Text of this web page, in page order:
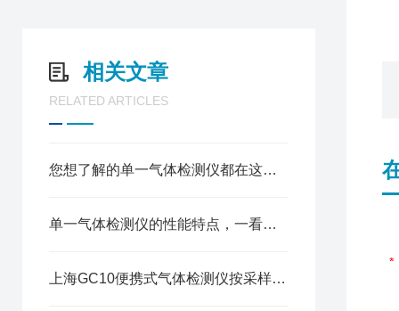
相关文章
RELATED ARTICLES
您想了解的单一气体检测仪都在这里了
单一气体检测仪的性能特点，一看便知
上海GC10便携式气体检测仪按采样原理可这样分类